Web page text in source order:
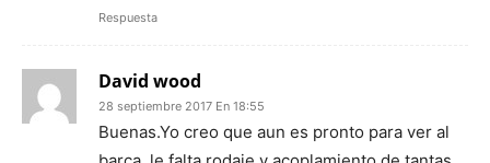
Respuesta
David wood
28 septiembre 2017 En 18:55
Buenas.Yo creo que aun es pronto para ver al